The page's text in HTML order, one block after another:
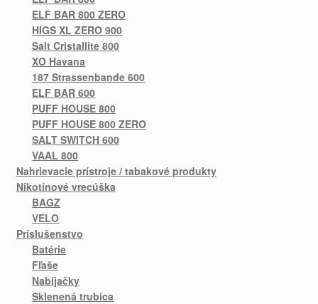
ELF BAR 800 ZERO
HIGS XL ZERO 900
Salt Cristallite 800
XO Havana
187 Strassenbande 600
ELF BAR 600
PUFF HOUSE 800
PUFF HOUSE 800 ZERO
SALT SWITCH 600
VAAL 800
Nahrievacie prístroje / tabakové produkty
Nikotínové vrecúška
BAGZ
VELO
Príslušenstvo
Batérie
Fľaše
Nabíjačky
Sklenená trubica